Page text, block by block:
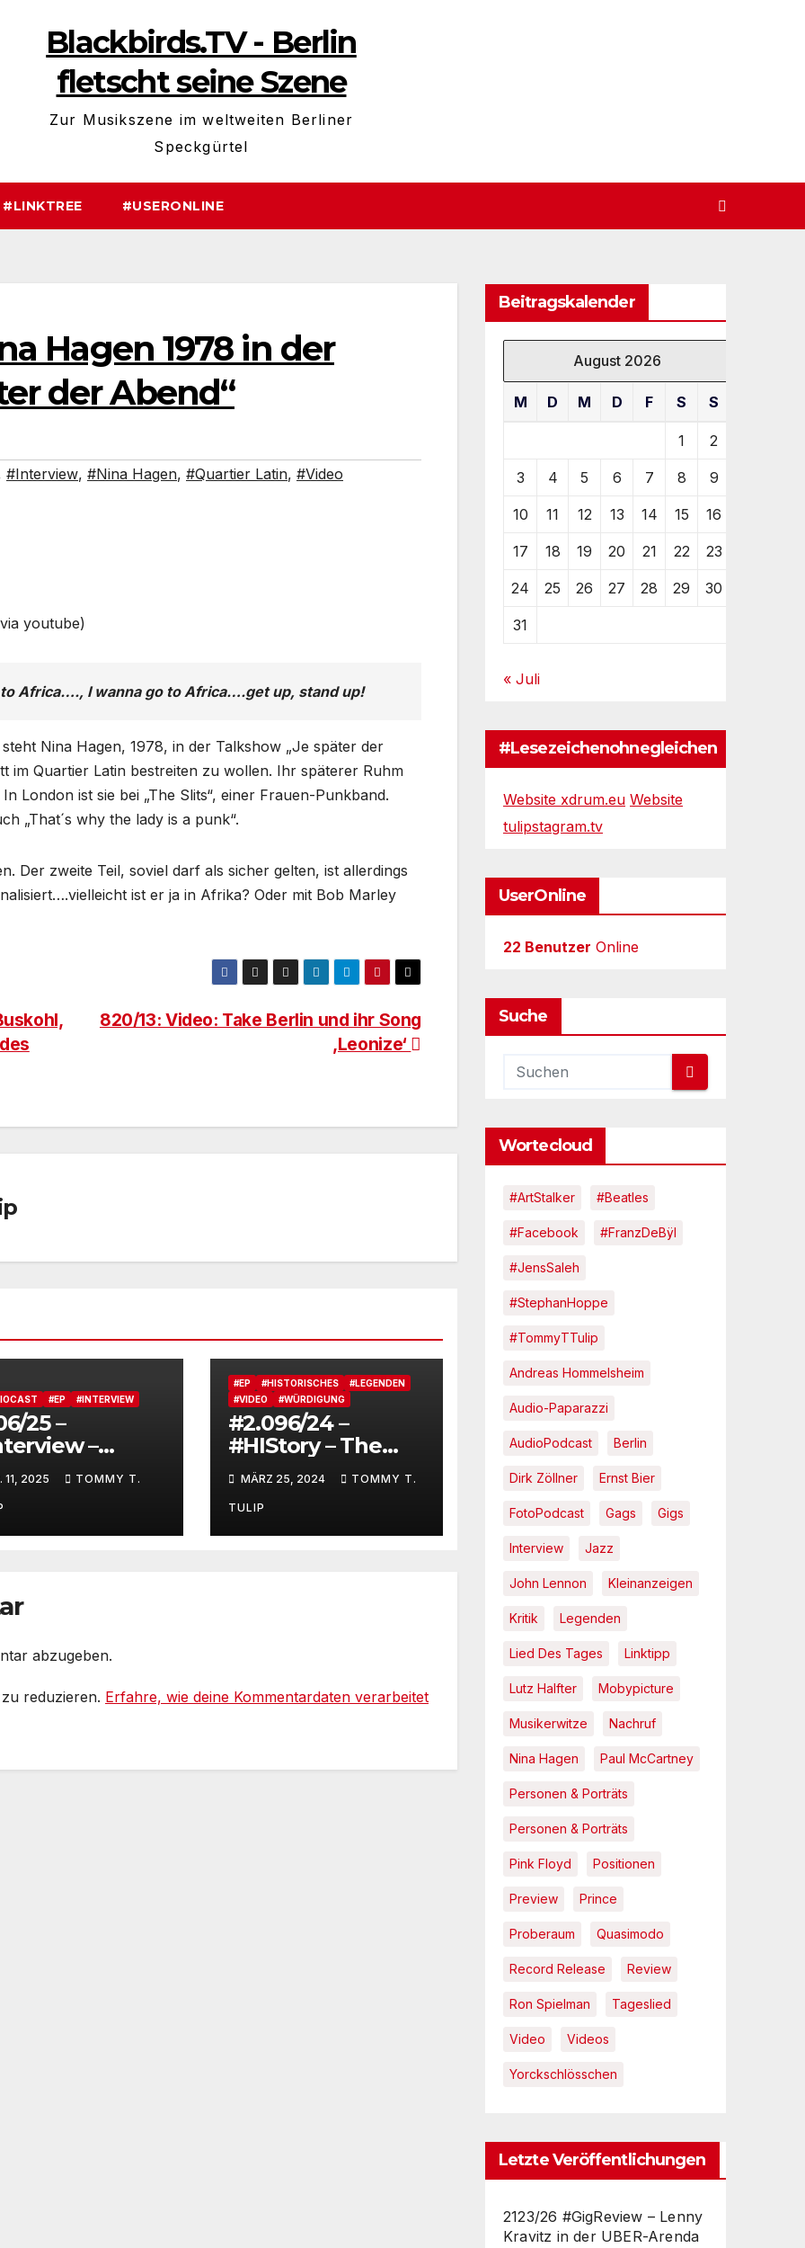
Blackbirds.TV - Berlin
fletscht seine Szene
Zur Musikszene im weltweiten Berliner
Speckgürtel
#LINKTREE #USERONLINE
Hagen 1978 in der
der Abend“
#Interview, #Nina Hagen, #Quartier Latin, #Video
youtube)
Africa…., I wanna go to Africa….get up, stand up!
Nina Hagen, 1978, in der Talkshow „Je später der
im Quartier Latin bestreiten zu wollen. Ihr späterer Ruhm
London ist sie bei „The Slits“, einer Frauen-Punkband.
„That´s why the lady is a punk“.
Der zweite Teil, soviel darf als sicher gelten, ist allerdings
ist er ja in Afrika? Oder mit Bob Marley
820/13: Video: Take Berlin und ihr Song
‚Leonize‘
#EP #INTERVIEW
25 –
–
mit
Reuter
11, 2025 TOMMY T.
#EP #HISTORISCHES
#LEGENDEN
#VIDEO
#WÜRDIGUNG
#2.096/24 –
#HIStory – The
Rutles (1978) –
Richtige
Geschichtsschreib
ung
MÄRZ 25, 2024 TOMMY T.
TULIP
abzugeben.
reduzieren. Erfahre, wie deine Kommentardaten verarbeitet
Beitragskalender
August 2026
M D M D F S S
1 2
3 4 5 6 7 8 9
10 11 12 13 14 15 16
17 18 19 20 21 22 23
24 25 26 27 28 29 30
31
« Juli
#Lesezeichenohnegleichen
Website xdrum.eu Website
tulipstagram.tv
UserOnline
22 Benutzer Online
Suche
Wortecloud
#ArtStalker #Beatles
#Facebook #FranzDeBÿl
#JensSaleh
#StephanHoppe
#TommyTTulip
Andreas Hommelsheim
Audio-Paparazzi
AudioPodcast Berlin
Dirk Zöllner Ernst Bier
FotoPodcast Gags Gigs
Interview Jazz
John Lennon Kleinanzeigen
Kritik Legenden
Lied Des Tages Linktipp
Lutz Halfter Mobypicture
Musikerwitze Nachruf
Nina Hagen Paul McCartney
Personen & Porträts
Personen & Porträts
Pink Floyd Positionen
Preview Prince
Proberaum Quasimodo
Record Release Review
Ron Spielman Tageslied
Video Videos
Yorckschlösschen
Letzte Veröffentlichungen
2123/26 #GigReview – Lenny
Kravitz in der UBER-Arenda